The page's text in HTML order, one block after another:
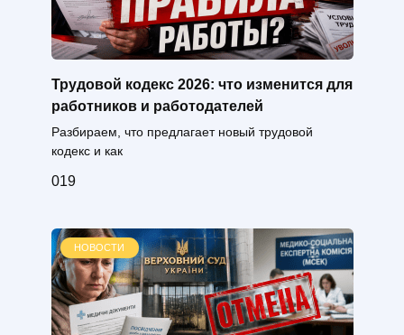
Трудовой кодекс 2026: что изменится для
работников и работодателей
Разбираем, что предлагает новый трудовой
кодекс и как
019
НОВОСТИ